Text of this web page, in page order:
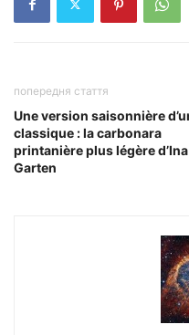
попередня стаття
Une version saisonnière
classique : la carbonara
printanière plus légère d’Ina
Garten